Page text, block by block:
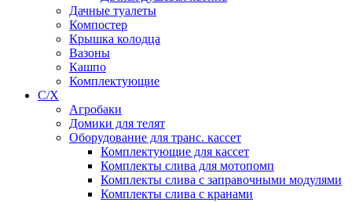
Дачные туалеты
Компостер
Крышка колодца
Вазоны
Кашпо
Комплектующие
С/Х
Агробаки
Домики для телят
Оборудование для транс. кассет
Комплектующие для кассет
Комплекты слива для мотопомп
Комплекты слива с заправочными модулями
Комплекты слива с кранами